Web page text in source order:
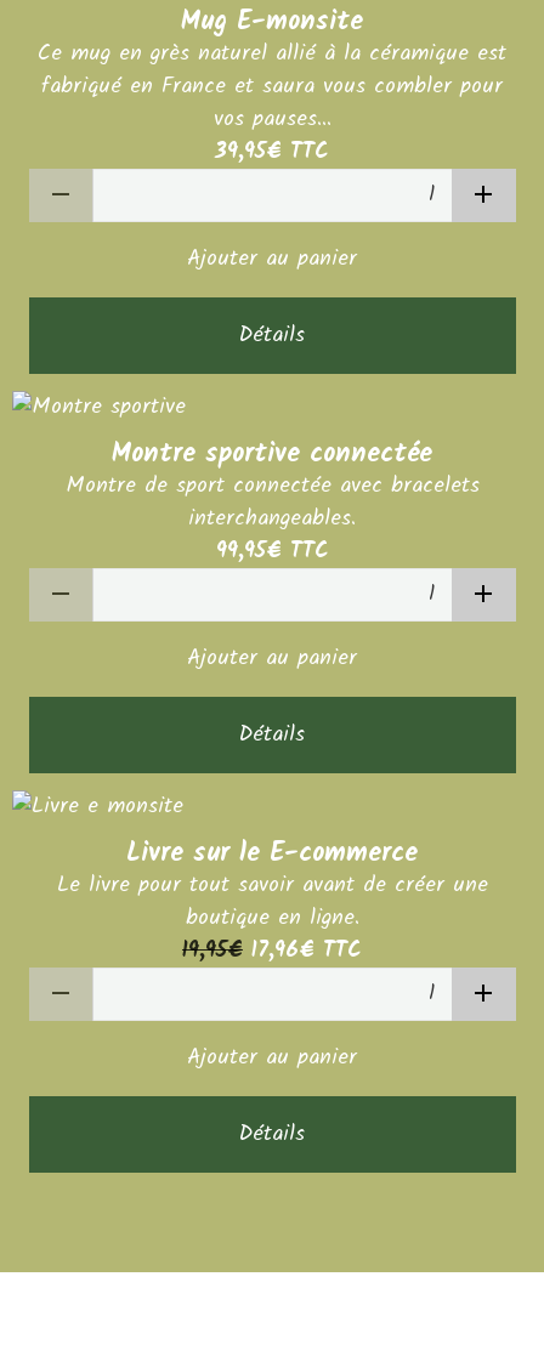
Mug E-monsite
Ce mug en grès naturel allié à la céramique est
fabriqué en France et saura vous combler pour
vos pauses...
39,95€ TTC
Ajouter au panier
Détails
Montre sportive connectée
Montre de sport connectée avec bracelets
interchangeables.
99,95€ TTC
Ajouter au panier
Détails
Livre sur le E-commerce
Le livre pour tout savoir avant de créer une
boutique en ligne.
19,95€ 17,96€ TTC
Ajouter au panier
Détails